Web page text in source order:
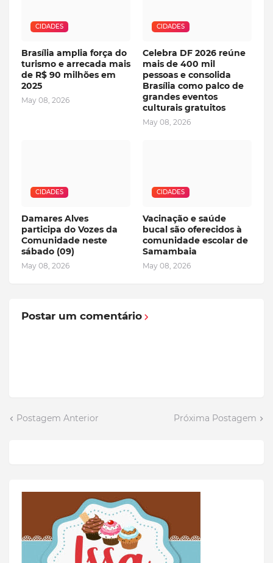
CIDADES
Brasília amplia força do
turismo e arrecada mais
de R$ 90 milhões em
2025
May 08, 2026
CIDADES
Celebra DF 2026 reúne
mais de 400 mil
pessoas e consolida
Brasília como palco de
grandes eventos
culturais gratuitos
May 08, 2026
CIDADES
Damares Alves
participa do Vozes da
Comunidade neste
sábado (09)
May 08, 2026
CIDADES
Vacinação e saúde
bucal são oferecidos à
comunidade escolar de
Samambaia
May 08, 2026
Postar um comentário
Postagem Anterior Próxima Postagem